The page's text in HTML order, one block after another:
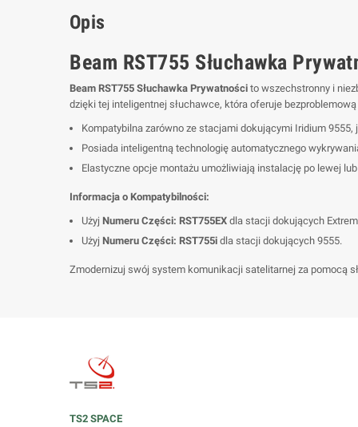
Opis
Beam RST755 Słuchawka
Beam RST755 Słuchawka Prywatności to wszechstronny i
dzięki tej inteligentnej słuchawce, która oferuje
Kompatybilna zarówno ze stacjami dokującymi Iridium 9555,
Posiada inteligentną technologię automatycznego
Elastyczne opcje montażu umożliwiają instalację po lewej
Informacja o Kompatybilności:
Użyj Numeru Części: RST755EX dla stacji dokujących
Użyj Numeru Części: RST755i dla stacji dokujących 9555.
Zmodernizuj swój system komunikacji satelitarnej za pomocą
TS2 SPACE